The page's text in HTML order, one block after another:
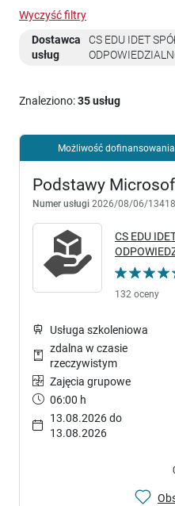
Wyczyść filtry
Dostawca
usług
CS EDU IDET
Znaleziono:35 usług
Możliwość dofinansowania
Podstawy
Numer usługi 2026/08/06/
CS EDU
132 oceny
Usługa szkoleniowa
zdalna w czasie
rzeczywistym
Zajęcia grupowe
06:00 h
13.08.2026 do
13.08.2026